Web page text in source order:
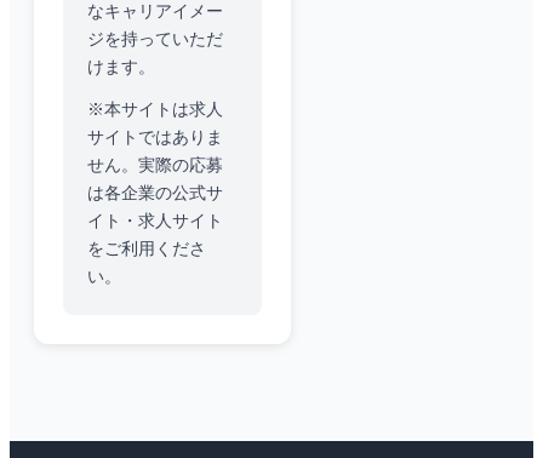
なキャリアイメー
ジを持っていただ
けます。
※本サイトは求人
サイトではありま
せん。実際の応募
は各企業の公式サ
イト・求人サイト
をご利用くださ
い。